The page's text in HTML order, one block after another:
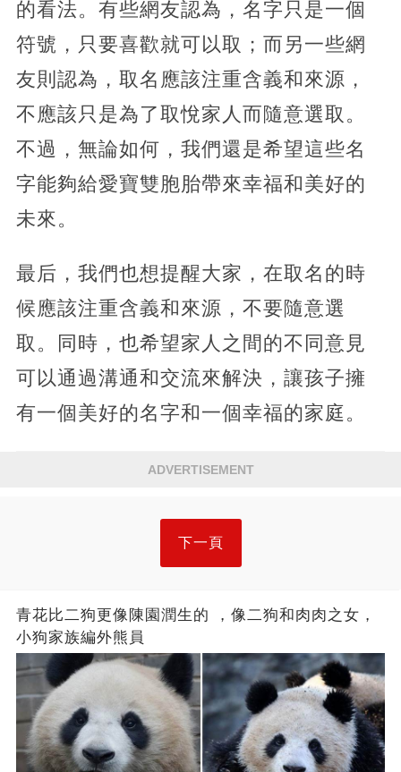
的看法。有些網友認為，名字只是一個
符號，只要喜歡就可以取；而另一些網
友則認為，取名應該注重含義和來源，
不應該只是為了取悅家人而隨意選取。
不過，無論如何，我們還是希望這些名
字能夠給愛寶雙胞胎帶來幸福和美好的
未來。
最后，我們也想提醒大家，在取名的時
候應該注重含義和來源，不要隨意選
取。同時，也希望家人之間的不同意見
可以通過溝通和交流來解決，讓孩子擁
有一個美好的名字和一個幸福的家庭。
ADVERTISEMENT
下一頁
青花比二狗更像陳園潤生的 ​​，像二狗和肉肉之女，
小狗家族編外熊員